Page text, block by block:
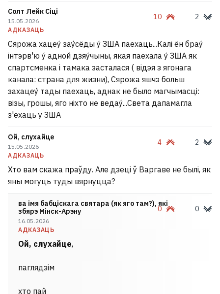
Солт Лейк Сіці
15.05.2026
АДКАЗАЦЬ
10 2
Сярожа хацеу́ зау́сёды у́ ЗША паехаць...Калі ён брау́
інтэрв'ю у́ адной дзяу́чыны, якая паехала у́ ЗША як
спартсменка і тамака засталася ( відэя з ягонага
канала: страна для жизни), Сярожа яшчэ больш
захацеу́ тады паехаць, аднак не было магчымасці:
візы, грошы, яго ніхто не ведау́...Света дапамагла
з'ехаць у ЗША
Ой, слухайце
15.05.2026
АДКАЗАЦЬ
4 2
Хто вам скажа праўду. Але дзеці ў Варгаве не былі, як
яны могуць туды вярнуцца?
ва імя бабціскага святара (як яго там?), які
збярэ Мінск-Арэну
16.05.2026
АДКАЗАЦЬ
0 0
Ой, слухайце,
паглядзім
хто пай